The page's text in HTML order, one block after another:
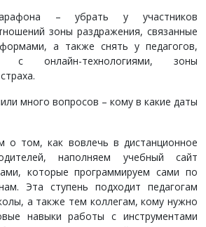
– убрать у участников
зоны раздражения, связанные
а также снять у педагогов,
с онлайн-технологиями, зоны
много вопросов – кому в какие даты
о том, как вовлечь в дистанционное
наполняем учебный сайт
которые программируем сами по
Эта ступень подходит педагогам
а также тем коллегам, кому нужно
навыки работы с инструментами